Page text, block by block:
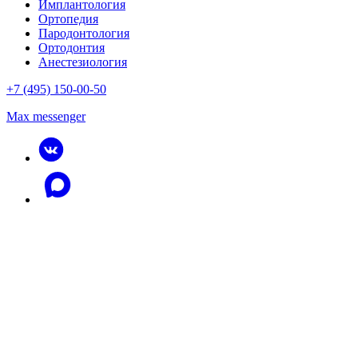
Имплантология
Ортопедия
Пародонтология
Ортодонтия
Анестезиология
+7 (495) 150-00-50
Max messenger